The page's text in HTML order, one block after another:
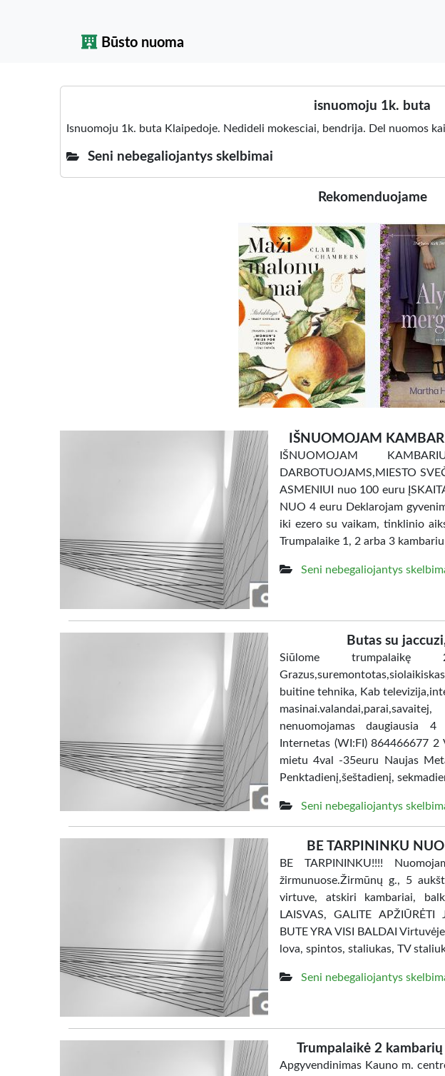
Būsto nuoma
isnuomoju 1k. buta
Isnuomoju 1k. buta Klaipedoje. Nedideli mokesciai, bendrija. Del nuomos
Seni nebegaliojantys skelbimai
Rekomenduojame
IŠNUOMOJAM
IŠNUOMOJAM
DARBOTUOJAMS,MIESTO
ASMENIUI nuo 100 euru
NUO 4 euru Deklarojam
iki ezero su vaikam, tinklinio
Trumpalaike 1, 2 arba 3
Seni nebegaliojantys
Butas su
Siūlome
buitine tehnika, Kab
nenuomojamas daugiausia
Internetas (WI:FI) 864466677
mietu 4val -35euru Naujas
Penktadienį,šeštadienį,
Seni nebegaliojantys
BE TARPININKU
BE TARPININKU!!!!
žirmunuose.Žirmūnų g., 5
virtuve, atskiri kambariai,
LAISVAS, GALITE
BUTE YRA VISI BALDAI
lova, spintos, staliukas, TV
Seni nebegaliojantys
Trumpalaikė 2
Apgyvendinimas Kauno m.